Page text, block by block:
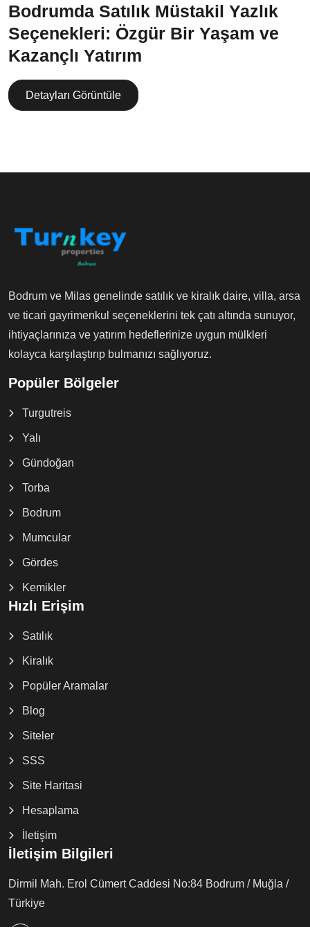
Bodrumda Satılık Müstakil Yazlık
Seçenekleri: Özgür Bir Yaşam ve
Kazançlı Yatırım
Detayları Görüntüle
Bodrum ve Milas genelinde satılık ve kiralık daire, villa, arsa
ve ticari gayrimenkul seçeneklerini tek çatı altında sunuyor,
ihtiyaçlarınıza ve yatırım hedeflerinize uygun mülkleri
kolayca karşılaştırıp bulmanızı sağlıyoruz.
Popüler Bölgeler
Turgutreis
Yalı
Gündoğan
Torba
Bodrum
Mumcular
Gördes
Kemikler
Hızlı Erişim
Satılık
Kiralık
Popüler Aramalar
Blog
Siteler
SSS
Site Haritasi
Hesaplama
İletişim
İletişim Bilgileri
Dirmil Mah. Erol Cümert Caddesi No:84 Bodrum / Muğla /
Türkiye